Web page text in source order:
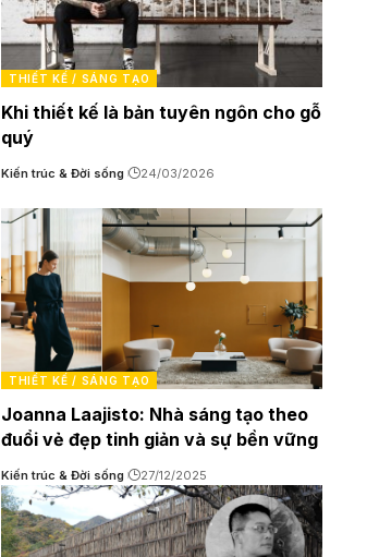
THIẾT KẾ / SÁNG TẠO
Khi thiết kế là bản tuyên ngôn cho gỗ
quý
Kiến trúc & Đời sống 24/03/2026
THIẾT KẾ / SÁNG TẠO
Joanna Laajisto: Nhà sáng tạo theo
đuổi vẻ đẹp tinh giản và sự bền vững
Kiến trúc & Đời sống 27/12/2025